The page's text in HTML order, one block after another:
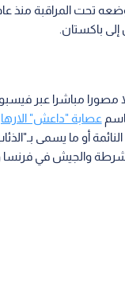
باكستان.
مصورا مباشرا عبر
عصابة "داعش"
النائمة أو ما يسمى
والجيش في فرنسا